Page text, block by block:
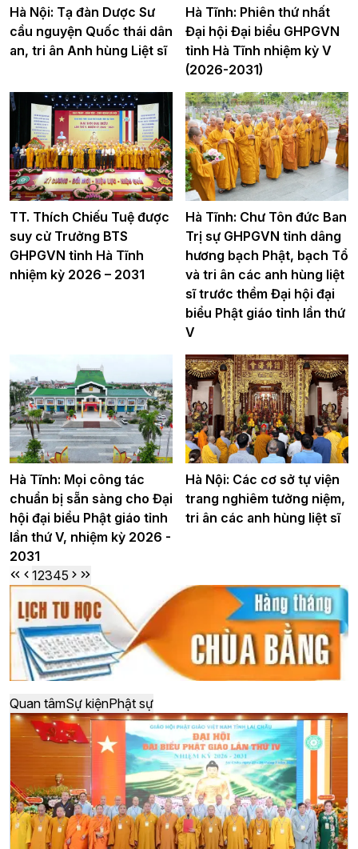
Hà Nội: Tạ đàn Dược Sư
cầu nguyện Quốc thái dân
an, tri ân Anh hùng Liệt sĩ
Hà Tĩnh: Phiên thứ nhất
Đại hội Đại biểu GHPGVN
tỉnh Hà Tĩnh nhiệm kỳ V
(2026-2031)
TT. Thích Chiếu Tuệ được
suy cử Trưởng BTS
GHPGVN tỉnh Hà Tĩnh
nhiệm kỳ 2026 – 2031
Hà Tĩnh: Chư Tôn đức Ban
Trị sự GHPGVN tỉnh dâng
hương bạch Phật, bạch Tổ
và tri ân các anh hùng liệt
sĩ trước thềm Đại hội đại
biểu Phật giáo tỉnh lần thứ
V
Hà Tĩnh: Mọi công tác
chuẩn bị sẵn sàng cho Đại
hội đại biểu Phật giáo tỉnh
lần thứ V, nhiệm kỳ 2026 -
2031
Hà Nội: Các cơ sở tự viện
trang nghiêm tưởng niệm,
tri ân các anh hùng liệt sĩ
12345
Quan tâmSự kiệnPhật sự